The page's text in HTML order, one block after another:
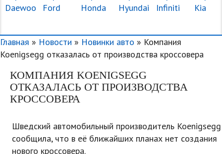
Главная » Новости » Новинки авто » Компания
Koenigsegg отказалась от производства кроссовера
КОМПАНИЯ KOENIGSEGG
ОТКАЗАЛАСЬ ОТ ПРОИЗВОДСТВА
КРОССОВЕРА
Шведский автомобильный производитель Koenigsegg
сообщила, что в её ближайших планах нет создания
нового кроссовера.